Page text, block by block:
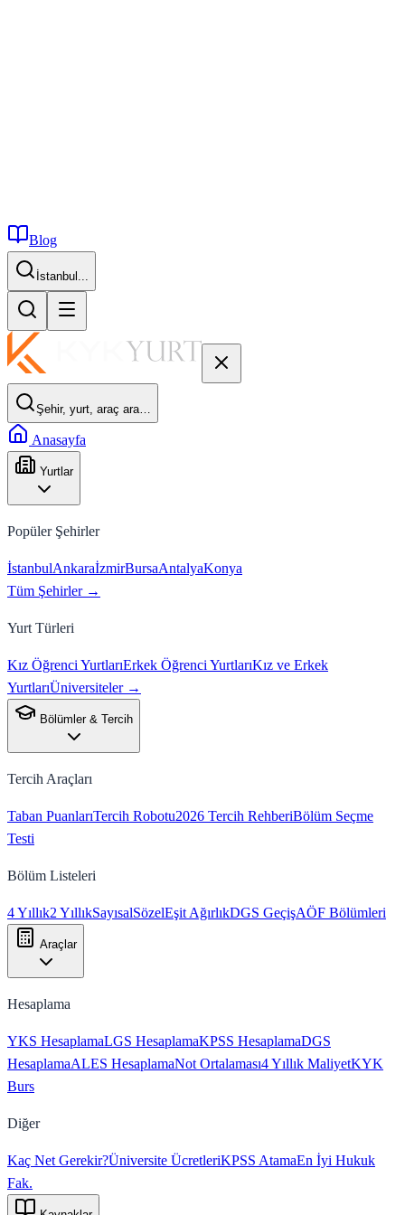
Blog
İstanbul...
Şehir, yurt, araç ara…
Anasayfa
Yurtlar
Popüler Şehirler
İstanbulAnkaraİzmirBursaAntalyaKonya
Tüm Şehirler →
Yurt Türleri
Kız Öğrenci YurtlarıErkek Öğrenci YurtlarıKız ve Erkek
YurtlarıÜniversiteler →
Bölümler & Tercih
Tercih Araçları
Taban PuanlarıTercih Robotu2026 Tercih RehberiBölüm Seçme
Testi
Bölüm Listeleri
4 Yıllık2 YıllıkSayısalSözelEşit AğırlıkDGS GeçişAÖF Bölümleri
Araçlar
Hesaplama
YKS HesaplamaLGS HesaplamaKPSS HesaplamaDGS
HesaplamaALES HesaplamaNot Ortalaması4 Yıllık MaliyetKYK
Burs
Diğer
Kaç Net Gerekir?Üniversite ÜcretleriKPSS AtamaEn İyi Hukuk
Fak.